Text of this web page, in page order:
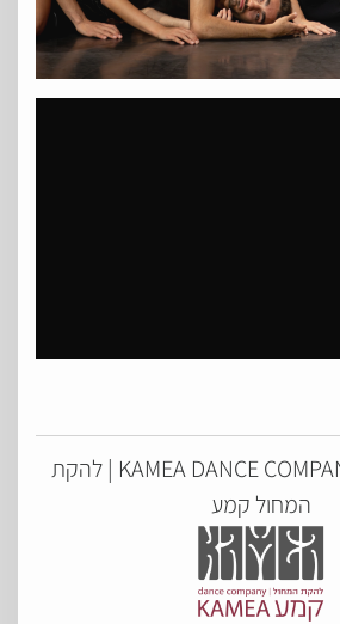
KAMEA DANCE COMPANY | להקת
המחול קמע